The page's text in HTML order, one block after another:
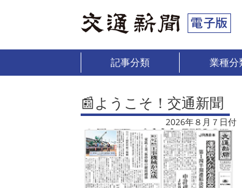
記事分類 業種分
📰ようこそ！交通新聞
2026年８月７日付